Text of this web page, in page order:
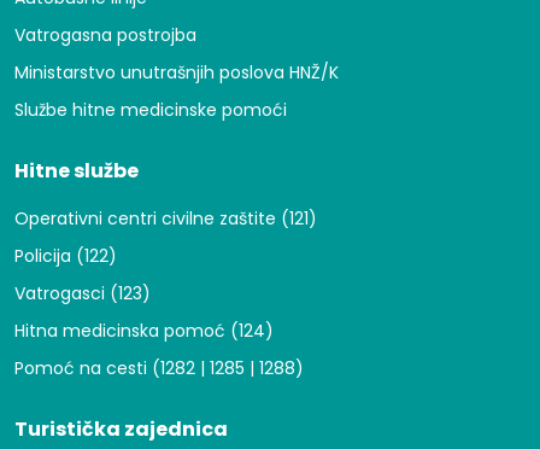
Vatrogasna postrojba
Ministarstvo unutrašnjih poslova HNŽ/K
Službe hitne medicinske pomoći
Hitne službe
Operativni centri civilne zaštite (121)
Policija (122)
Vatrogasci (123)
Hitna medicinska pomoć (124)
Pomoć na cesti (1282 | 1285 | 1288)
Turistička zajednica